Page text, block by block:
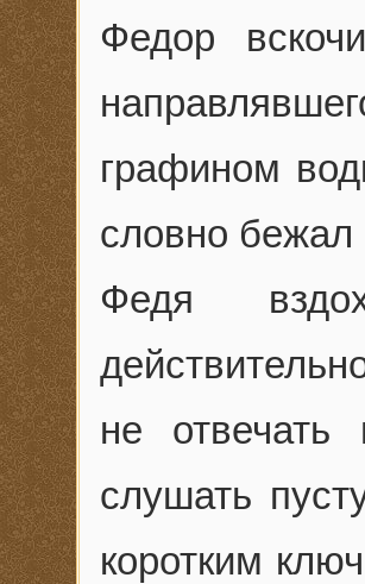
Федор
графином
словно бежал
Федя
не
слушать
коротким